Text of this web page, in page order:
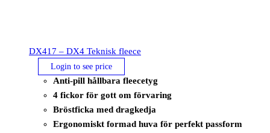
DX417 – DX4 Teknisk fleece
Login to see price
Anti-pill hållbara fleecetyg
4 fickor för gott om förvaring
Bröstficka med dragkedja
Ergonomiskt formad huva för perfekt passform